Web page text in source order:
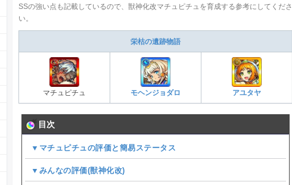
SSの強い点も記載しているので、獣神化改マチュピチュを育成する参考にしてくださ
い。
栄枯の遺跡物語
マチュピチュ モヘンジョダロ アユタヤ
目次
▼マチュピチュの評価と簡易ステータス
▼みんなの評価(獣神化改)